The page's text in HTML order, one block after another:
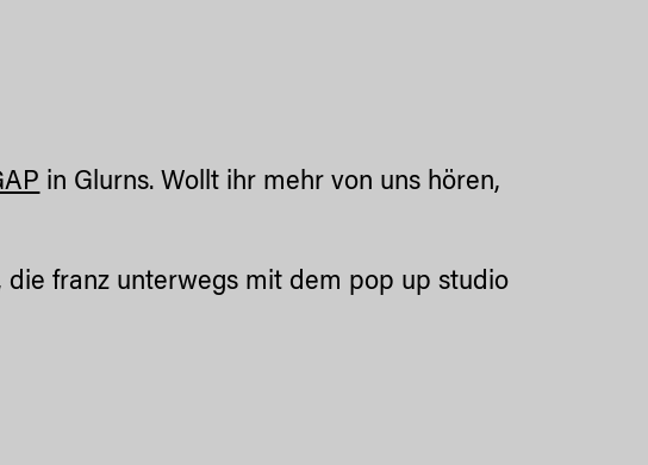
in Glurns. Wollt ihr mehr von uns hören,
franz unterwegs mit dem pop up studio